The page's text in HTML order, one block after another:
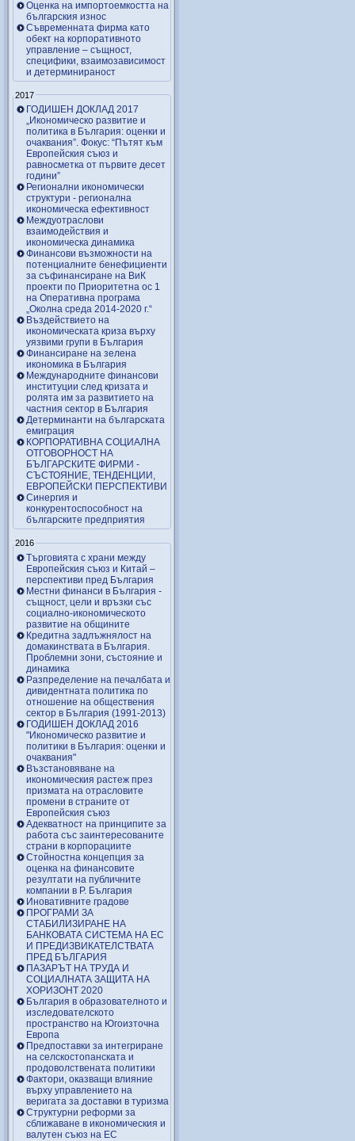
Оценка на импортоемкостта на
българския износ
Съвременната фирма като
обект на корпоративното
управление – същност,
специфики, взаимозависимост
и детерминираност
2017
ГОДИШЕН ДОКЛАД 2017
„Икономическо развитие и
политика в България: оценки и
очаквания”. Фокус: “Пътят към
Европейския съюз и
равносметка от първите десет
години”
Регионални икономически
структури - регионална
икономическа ефективност
Междуотраслови
взаимодействия и
икономическа динамика
Финансови възможности на
потенциалните бенефициенти
за съфинансиране на ВиК
проекти по Приоритетна ос 1
на Оперативна програма
„Околна среда 2014-2020 г.“
Въздействието на
икономическата криза върху
уязвими групи в България
Финансиране на зелена
икономика в България
Международните финансови
институции след кризата и
ролята им за развитието на
частния сектор в България
Детерминанти на българската
емиграция
КОРПОРАТИВНА СОЦИАЛНА
ОТГОВОРНОСТ НА
БЪЛГАРСКИТЕ ФИРМИ -
СЪСТОЯНИЕ, ТЕНДЕНЦИИ,
ЕВРОПЕЙСКИ ПЕРСПЕКТИВИ
Синергия и
конкурентоспособност на
българските предприятия
2016
Търговията с храни между
Европейския съюз и Китай –
перспективи пред България
Местни финанси в България -
същност, цели и връзки със
социално-икономическото
развитие на общините
Кредитна задлъжнялост на
домакинствата в България.
Проблемни зони, състояние и
динамика
Разпределение на печалбата и
дивидентната политика по
отношение на обществения
сектор в България (1991-2013)
ГОДИШЕН ДОКЛАД 2016
"Икономическо развитие и
политики в България: оценки и
очаквания"
Възстановяване на
икономическия растеж през
призмата на отрасловите
промени в страните от
Европейския съюз
Адекватност на принципите за
работа със заинтересованите
страни в корпорациите
Стойностна концепция за
оценка на финансовите
резултати на публичните
компании в Р. България
Иновативните градове
ПРОГРАМИ ЗА
СТАБИЛИЗИРАНЕ НА
БАНКОВАТА СИСТЕМА НА ЕС
И ПРЕДИЗВИКАТЕЛСТВАТА
ПРЕД БЪЛГАРИЯ
ПАЗАРЪТ НА ТРУДА И
СОЦИАЛНАТА ЗАЩИТА НА
ХОРИЗОНТ 2020
България в образователното и
изследователското
пространство на Югоизточна
Европа
Предпоставки за интегриране
на селскостопанската и
продоволствената политики
Фактори, оказващи влияние
върху управлението на
веригата за доставки в туризма
Структурни реформи за
сближаване в икономическия и
валутен съюз на ЕС